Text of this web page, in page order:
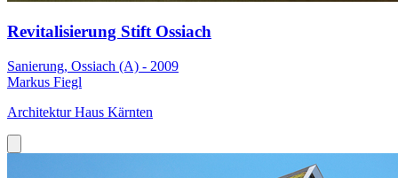
Revitalisierung Stift Ossiach
Sanierung, Ossiach (A) - 2009
Markus Fiegl
Architektur Haus Kärnten